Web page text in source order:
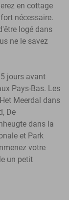
en cottage
nécessaire.
logé dans
ne le savez
jours avant
Pays-Bas. Les
Meerdal dans
De
dans la
et Park
votre
un petit